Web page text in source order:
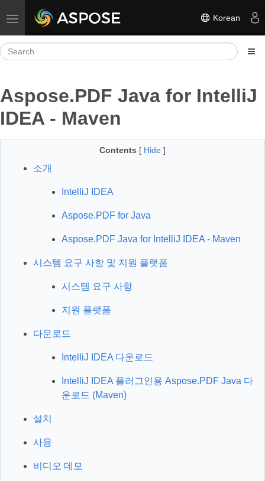
Toggle navigation Korean
Aspose.PDF Java for IntelliJ
IDEA - Maven
Contents [ Hide ]
소개
IntelliJ IDEA
Aspose.PDF for Java
Aspose.PDF Java for IntelliJ IDEA - Maven
시스템 요구 사항 및 지원 플랫폼
시스템 요구 사항
지원 플랫폼
다운로드
IntelliJ IDEA 다운로드
IntelliJ IDEA 플러그인용 Aspose.PDF Java 다
운로드 (Maven)
설치
사용
비디오 데모